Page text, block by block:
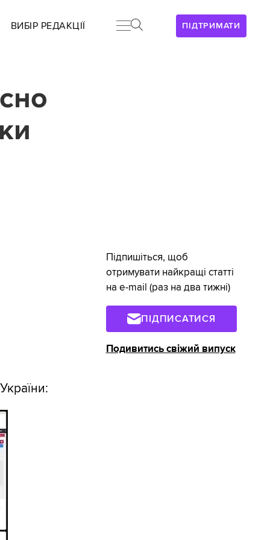
ПІДТРИМАТИ
ВИБІР РЕДАКЦІЇ
Підпишіться, щоб
отримувати найкращі статті
на e-mail (раз на два тижні)
ПІДПИСАТИСЯ
Подивитись свіжий випуск